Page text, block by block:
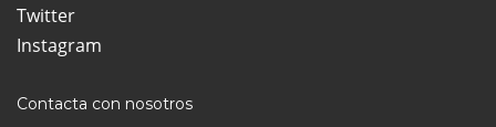
Twitter
Instagram
Contacta con nosotros